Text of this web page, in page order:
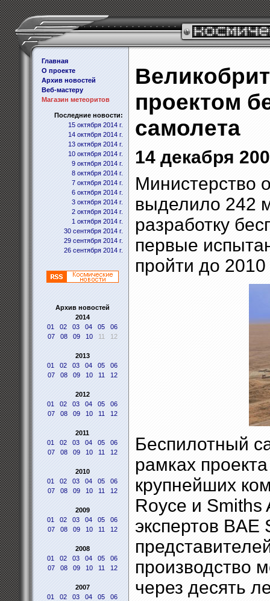
Главная
О проекте
Архив новостей
Веб-мастеру
Магазин метеоритов
Последние новости:
15 октября 2014 г.
14 октября 2014 г.
13 октября 2014 г.
10 октября 2014 г.
9 октября 2014 г.
8 октября 2014 г.
7 октября 2014 г.
6 октября 2014 г.
3 октября 2014 г.
2 октября 2014 г.
1 октября 2014 г.
30 сентября 2014 г.
29 сентября 2014 г.
26 сентября 2014 г.
Архив новостей
2014
01
02 03 04 05
06
07
08 09 10 11 12
2013
01
02 03 04 05
06
07
08 09 10 11 12
2012
01
02 03 04 05
06
07
08 09 10 11 12
2011
01
02 03 04 05
06
07
08 09 10 11 12
2010
01
02 03 04 05
06
07
08 09 10 11 12
2009
01
02 03 04 05
06
07
08 09 10 11 12
2008
01
02 03 04 05
06
07
08 09 10 11 12
2007
01
02 03 04 05
06
проектом
самолета
14 декабря
Министерство
выделило 242
разработку
первые
пройти до 2010
Беспилотный
рамках
крупнейших
Royce и Smiths
экспертов
производство
через десять